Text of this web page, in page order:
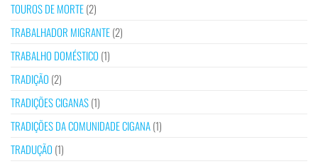
TOUROS DE MORTE(2)
TRABALHADOR MIGRANTE(2)
TRABALHO DOMÉSTICO (1)
TRADIÇÃO (2)
TRADIÇÕES CIGANAS(1)
TRADIÇÕES DA COMUNIDADE CIGANA(1)
TRADUÇÃO (1)